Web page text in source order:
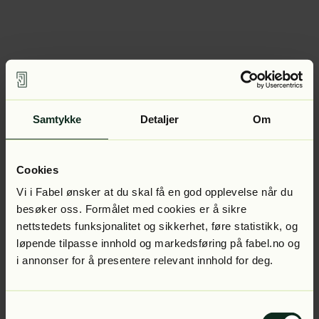
Samtykke Detaljer Om
Cookies
Vi i Fabel ønsker at du skal få en god opplevelse når du
besøker oss. Formålet med cookies er å sikre
nettstedets funksjonalitet og sikkerhet, føre statistikk, og
løpende tilpasse innhold og markedsføring på fabel.no og
i annonser for å presentere relevant innhold for deg.